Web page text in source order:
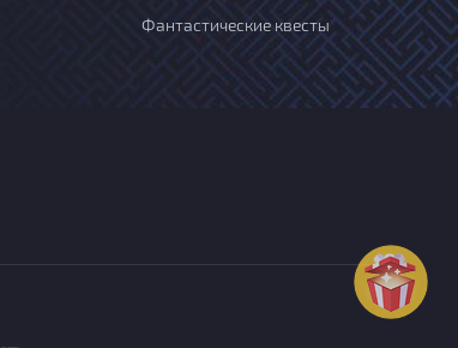
Фантастические квесты